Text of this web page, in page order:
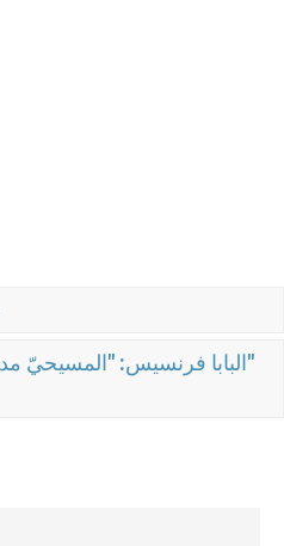
البابا فرنسيس: "المسيحيّ مدعوٌّ ليكون شجاعًا في ضعفه"